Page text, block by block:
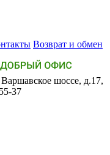
Возврат и обмен
Варшавское шоссе, д.17,
37